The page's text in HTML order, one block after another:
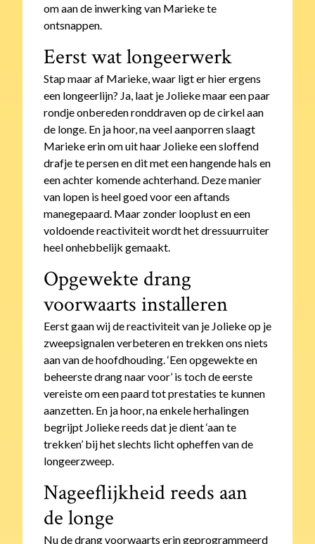
om aan de inwerking van Marieke te
ontsnappen.
Eerst wat longeerwerk
Stap maar af Marieke, waar ligt er hier ergens
een longeerlijn? Ja, laat je Jolieke maar een paar
rondje onbereden ronddraven op de cirkel aan
de longe. En ja hoor, na veel aanporren slaagt
Marieke erin om uit haar Jolieke een sloffend
drafje te persen en dit met een hangende hals en
een achter komende achterhand. Deze manier
van lopen is heel goed voor een aftands
manegepaard. Maar zonder looplust en een
voldoende reactiviteit wordt het dressuurruiter
heel onhebbelijk gemaakt.
Opgewekte drang
voorwaarts installeren
Eerst gaan wij de reactiviteit van je Jolieke op je
zweepsignalen verbeteren en trekken ons niets
aan van de hoofdhouding. ‘Een opgewekte en
beheerste drang naar voor’ is toch de eerste
vereiste om een paard tot prestaties te kunnen
aanzetten. En ja hoor, na enkele herhalingen
begrijpt Jolieke reeds dat je dient ‘aan te
trekken’ bij het slechts licht opheffen van de
longeerzweep.
Nageeflijkheid reeds aan
de longe
Nu de drang voorwaarts erin geprogrammeerd